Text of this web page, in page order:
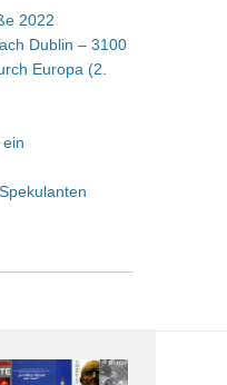
2022
Dublin – 3100
Europa (2.